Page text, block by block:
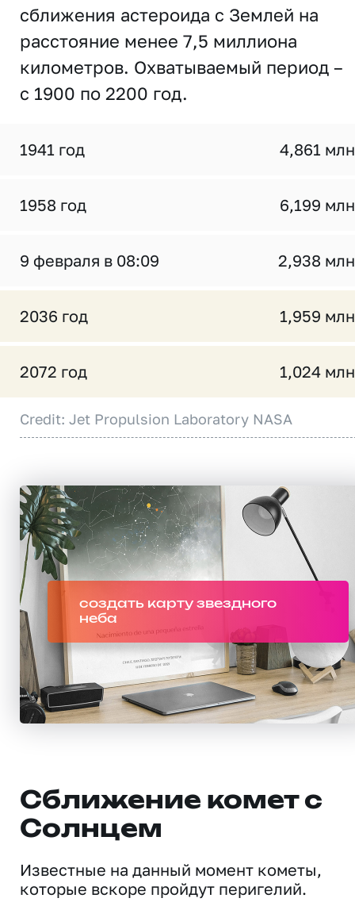
сближения астероида с Землей на
расстояние менее 7,5 миллиона
километров. Охватываемый период –
с 1900 по 2200 год.
1941 год 4,861
1958 год 6,199
9 февраля в 08:09 2,938
2036 год 1,959
2072 год 1,024
Credit: Jet Propulsion Laboratory NASA
создать карту звездного
неба
Сближение комет с
Солнцем
Известные на данный момент кометы,
которые вскоре пройдут перигелий.